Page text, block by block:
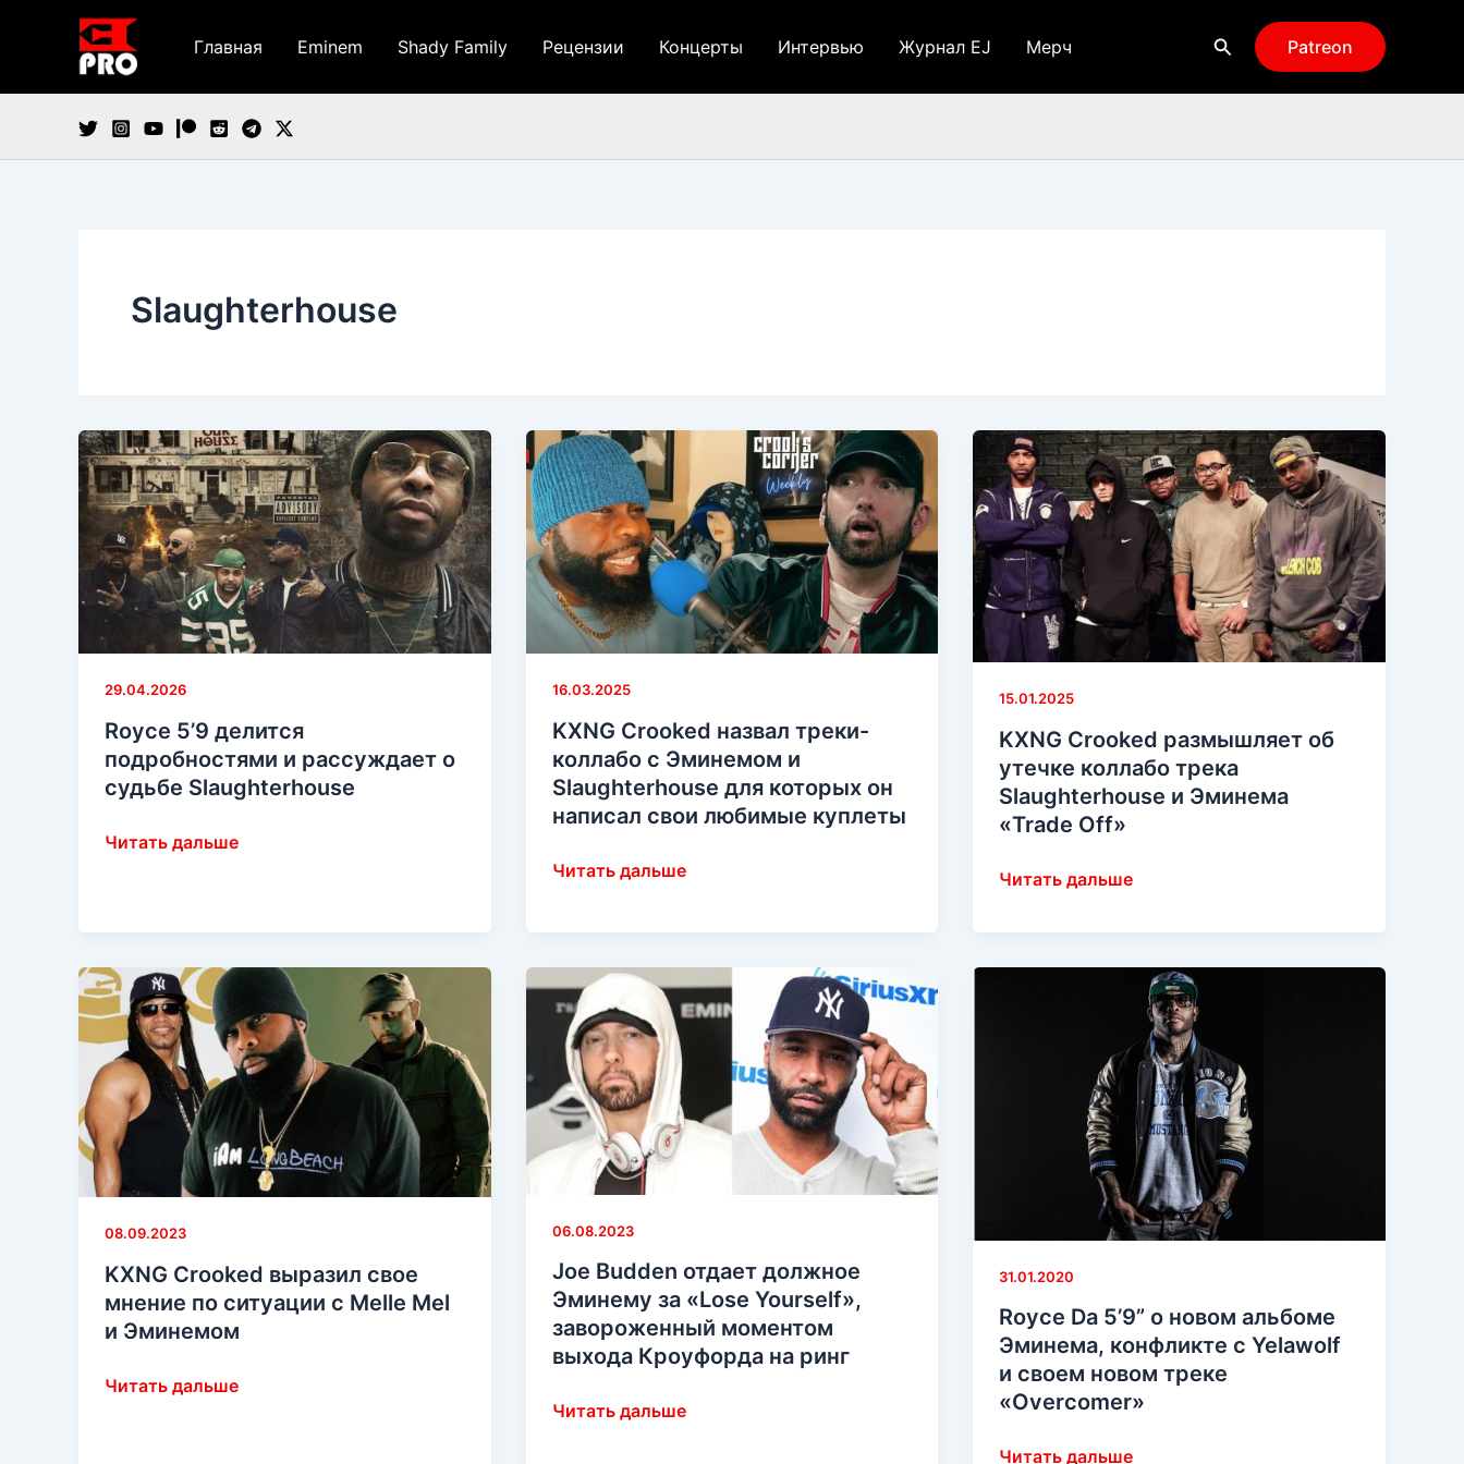
содержимому
Главная Eminem Shady Family Рецензии Концерты Интервью Журнал EJ Мерч Поиск Patreon
Slaughterhouse
29.04.2026
Royce 5’9 делится
подробностями и рассуждает о
судьбе Slaughterhouse
Royce
рассуждает
о
судьбе
Slaughterhouse
Читать дальше
16.03.2025
KXNG Crooked назвал треки-
коллабо с Эминемом и
Slaughterhouse для которых он
написал свои любимые куплеты
KXNG
коллабо
с
Эминемом
Slaughterhouse
для
которых
свои
любимые
куплеты
Читать дальше
15.01.2025
KXNG Crooked размышляет об
утечке коллабо трека
Slaughterhouse и Эминема
«Trade Off»
KXNG
об
Slaughterhouse
Читать дальше
08.09.2023
KXNG Crooked выразил свое
мнение по ситуации с Melle Mel
и Эминемом
KXNG
Читать дальше
06.08.2023
Joe Budden отдает должное
Эминему за «Lose Yourself»,
завороженный моментом
выхода Кроуфорда на ринг
Joe
Читать дальше
31.01.2020
Royce Da 5’9” о новом альбоме
Эминема, конфликте с Yelawolf
и своем новом треке
«Overcomer»
Royce
Читать дальше